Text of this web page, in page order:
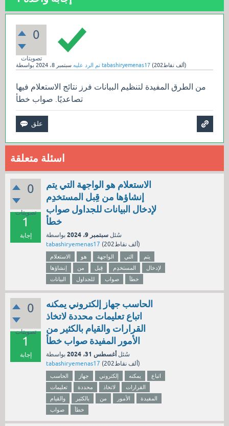
0
تصويتات
تم الرد عليه سبتمبر 8، 2024 tabashiryemenas17 ( 202ألفنقاط)
من الطرق المفيدة لتنظيم البيانات فرز نتائج الاستعلام فيها
تصاعديًا. صواب خطأ
اسئلة متعلقة
0
تصويتات
1
إجابة
الاستعلام هو الواجهة التي يتم
إنشاؤها من قِبل المستخدِم
لإدخال البيانات للجداول صواب
خطأ
سُئل سبتمبر 9، 2024
بواسطة
tabashiryemenas17 ( 202ألفنقاط)
الاستعلام هو الواجهة التي
يتم
إنشاؤها
من قِبل المستخدِم
لإدخال
البيانات
للجداول صواب خطأ
0
تصويتات
1
إجابة
الحاسب جهاز إلكتروني يمكنه
اتباع تعليمات محددة لاتخاذ
القرارات والقيام بالكثير من
الأمور المفيدة صواب خطأ
سُئل أغسطس 31، 2024
بواسطة
tabashiryemenas17 ( 202ألفنقاط)
الحاسب جهاز إلكتروني يمكنه
اتباع
تعليمات
محددة لاتخاذ
القرارات
والقيام
بالكثير من الأمور
المفيدة
صواب
خطأ